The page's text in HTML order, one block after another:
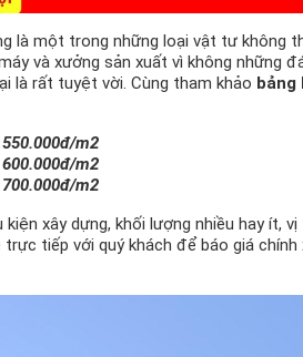
là một trong những loại vật tư không
và xưởng sản xuất vì không những
là rất tuyệt vời. Cùng tham khảo bảng
550.000đ/m2
600.000đ/m2
700.000đ/m2
xây dựng, khối lượng nhiều hay ít, vị
trực tiếp với quý khách để báo giá chính